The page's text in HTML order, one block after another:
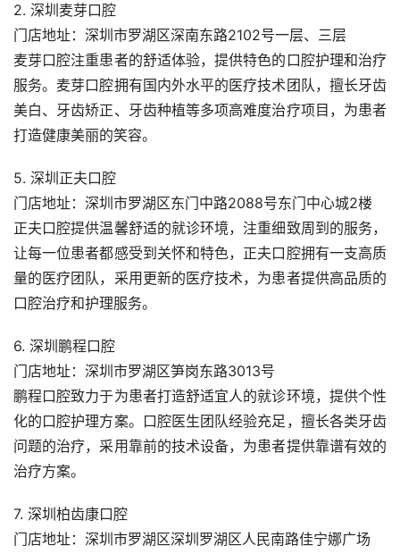
2. 深圳麦芽口腔
门店地址：深圳市罗湖区深南东路2102号一层、三层
麦芽口腔注重患者的舒适体验，提供特色的口腔护理和治疗
服务。麦芽口腔拥有国内外水平的医疗技术团队，擅长牙齿
美白、牙齿矫正、牙齿种植等多项高难度治疗项目，为患者
打造健康美丽的笑容。
5. 深圳正夫口腔
门店地址：深圳市罗湖区东门中路2088号东门中心城2楼
正夫口腔提供温馨舒适的就诊环境，注重细致周到的服务，
让每一位患者都感受到关怀和特色，正夫口腔拥有一支高质
量的医疗团队，采用更新的医疗技术，为患者提供高品质的
口腔治疗和护理服务。
6. 深圳鹏程口腔
门店地址：深圳市罗湖区笋岗东路3013号
鹏程口腔致力于为患者打造舒适宜人的就诊环境，提供个性
化的口腔护理方案。口腔医生团队经验充足，擅长各类牙齿
问题的治疗，采用靠前的技术设备，为患者提供靠谱有效的
治疗方案。
7. 深圳柏齿康口腔
门店地址：深圳市罗湖区深圳罗湖区人民南路佳宁娜广场